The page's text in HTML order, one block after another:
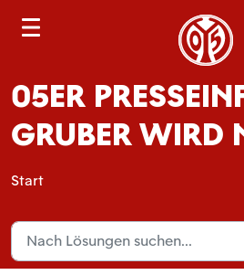
05ER
GRUBER WIRD
Start